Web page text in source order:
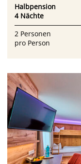
Halbpension
4 Nächte
2 Personen
pro Person